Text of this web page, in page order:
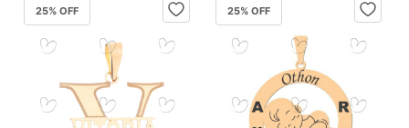
25% OFF 25% OFF